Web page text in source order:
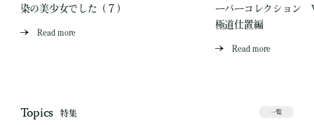
染の美少女でした（７）
Read more
ーパーコレクション
極道仕置編
Read more
Topics 特集 一覧